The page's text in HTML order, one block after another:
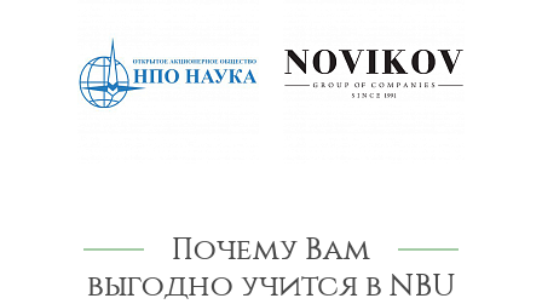
Почему Вам
выгодно учится в NBU